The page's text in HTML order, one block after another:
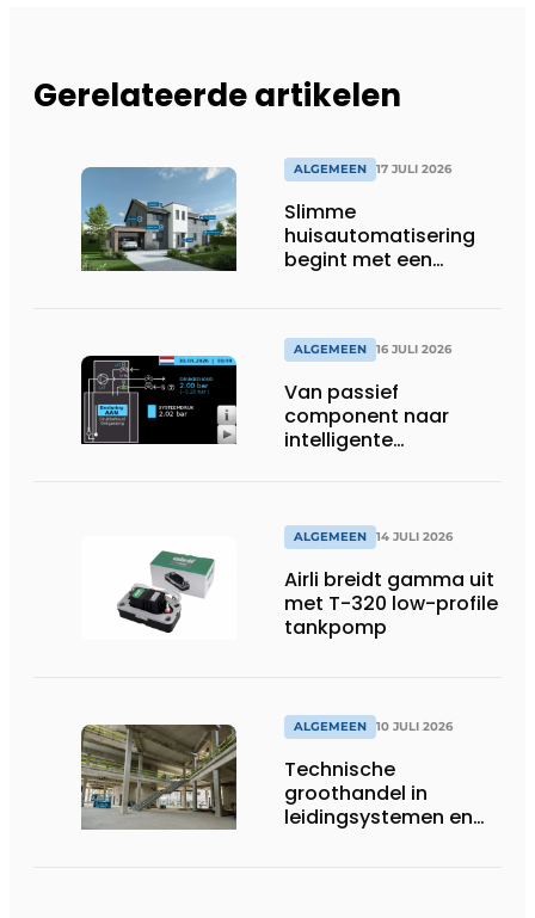
Gerelateerde artikelen
ALGEMEEN 17 JULI 2026
Slimme
huisautomatisering
begint met een
ALGEMEEN 16 JULI 2026
Van passief
component naar
intelligente
systemen
ALGEMEEN 14 JULI 2026
Airli breidt gamma uit
met T-320 low-profile
tankpomp
ALGEMEEN 10 JULI 2026
Technische
groothandel in
leidingsystemen en